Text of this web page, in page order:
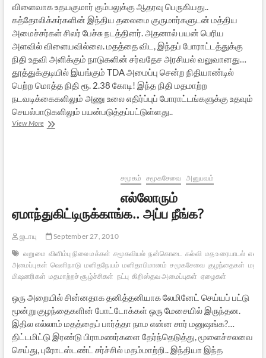
விளைவாக உதயகுமார் கும்பலுக்கு ஆதரவு பெருகியது..
கத்தோலிக்கர்களின் இந்திய தலைமை குருமார்களுடன் மத்திய
அமைச்சர்கள் சிலர் பேச்சு நடத்தினர். அதனால் பயன் பெரிய
அளவில் விளையவில்லை. மதத்தை விட, இந்தப் போராட்டத்துக்கு
நிதி உதவி அளிக்கும் நாடுகளின் சர்வதேச அரசியல் வலுவானது…
தூத்துக்குடியில் இயங்கும் TDA அமைப்பு சென்ற நிதியாண்டில்
பெற்ற மொத்த நிதி ரூ. 2.38 கோடி! இந்த நிதி மதமாற்ற
நடவடிக்கைகளிலும் அணு உலை எதிர்ப்புப் போராட்டங்களுக்கு உதவும்
செயல்பாடுகளிலும் பயன்படுத்தப்பட்டுள்ளது..
View Moreஅணு
சமூகம்
சமூகசேவை அனுபவம்
எல்லோரும்
ஏமாந்துகிட்டிருக்காங்க.. அப்ப நீங்க?
ஜடாயு
September 27, 2010
வறுமை விளிம்பு நிலை மக்கள் சமூகவியல் நன்கொடை கல்வி மத உரையாடல்
அமைப்புகள் வெளிநாடு மனிதநேயம் மனிதாபிமானம் சமூகசேவை குழந்தைகள்
மிஷனரிகள் மதமாற்றச் சூழ்ச்சிகள் நட்பு கிறிஸ்தவ அமைப்புகள் ஏழைகள்
ஒரு அறையில் சின்னதாக தனித்தனியாக லேமினேட் செய்யப் பட்டு
மூன்று குழந்தைகளின் போட்டோக்கள் ஒரு மேசையில் இருந்தன.
இதில எல்லாம் மதத்தைப் பார்த்தா நாம என்ன சார் மனுஷங்க?…
திட்டமிட்டு இரண்டு பிராமணர்களை தேர்ந்தெடுத்து, மூளைச்சலவை
செய்து, புரோடஸ்டண்ட் சர்ச்சில் மதம்மாற்றி.. இந்தியா இந்த